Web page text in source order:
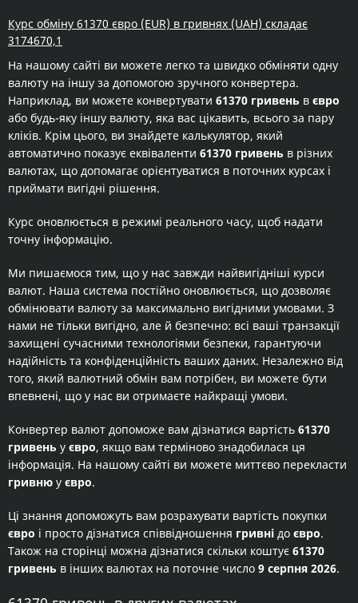
Курс обміну 61370 євро (EUR) в гривнях (UAH) складає
3174670,1
На нашому сайті ви можете легко та швидко обміняти одну
валюту на іншу за допомогою зручного конвертера.
Наприклад, ви можете конвертувати 61370 гривень в євро
або будь-яку іншу валюту, яка вас цікавить, всього за пару
кліків. Крім цього, ви знайдете калькулятор, який
автоматично показує еквіваленти 61370 гривень в різних
валютах, що допомагає орієнтуватися в поточних курсах і
приймати вигідні рішення.
Курс оновлюється в режимі реального часу, щоб надати
точну інформацію.
Ми пишаємося тим, що у нас завжди найвигідніші курси
валют. Наша система постійно оновлюється, що дозволяє
обмінювати валюту за максимально вигідними умовами. З
нами не тільки вигідно, але й безпечно: всі ваші транзакції
захищені сучасними технологіями безпеки, гарантуючи
надійність та конфіденційність ваших даних. Незалежно від
того, який валютний обмін вам потрібен, ви можете бути
впевнені, що у нас ви отримаєте найкращі умови.
Конвертер валют допоможе вам дізнатися вартість 61370
гривень у євро, якщо вам терміново знадобилася ця
інформація. На нашому сайті ви можете миттєво перекласти
гривню у євро.
Ці знання допоможуть вам розрахувати вартість покупки
євро і просто дізнатися співвідношення гривні до євро.
Також на сторінці можна дізнатися скільки коштує 61370
гривень в інших валютах на поточне число 9 серпня 2026.